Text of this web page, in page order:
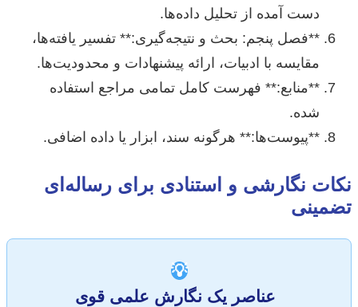
دست آمده از تحلیل داده‌ها.
**فصل پنجم: بحث و نتیجه‌گیری:** تفسیر یافته‌ها،
مقایسه با ادبیات، ارائه پیشنهادات و محدودیت‌ها.
**منابع:** فهرست کامل تمامی مراجع استفاده
شده.
**پیوست‌ها:** هرگونه سند، ابزار یا داده اضافی.
نکات نگارشی و استنادی برای رساله‌ای
تضمینی
💡
عناصر یک نگارش علمی قوی